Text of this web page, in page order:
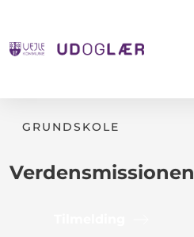
GRUNDSKOLE
Verdensmissionen